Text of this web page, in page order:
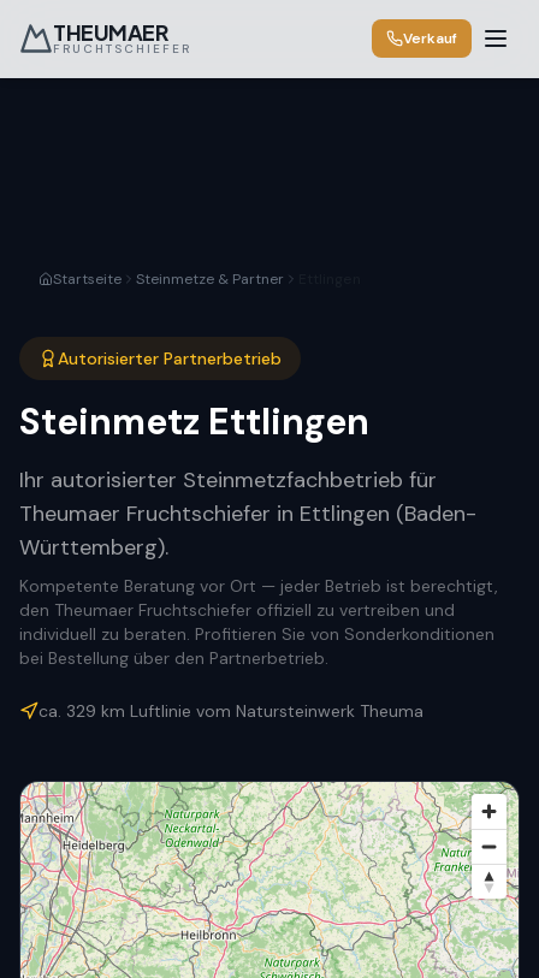
THEUMAER
FRUCHTSCHIEFER
Verkauf
Startseite Steinmetze & Partner
Autorisierter Partnerbetrieb
Steinmetz Ettlingen
Ihr autorisierter Steinmetzfachbetrieb für
Theumaer Fruchtschiefer in Ettlingen (Baden-
Württemberg).
Kompetente Beratung vor Ort — jeder Betrieb ist berechtigt,
den Theumaer Fruchtschiefer offiziell zu vertreiben und
individuell zu beraten. Profitieren Sie von Sonderkonditionen
bei Bestellung über den Partnerbetrieb.
ca. 329 km Luftlinie vom Natursteinwerk Theuma